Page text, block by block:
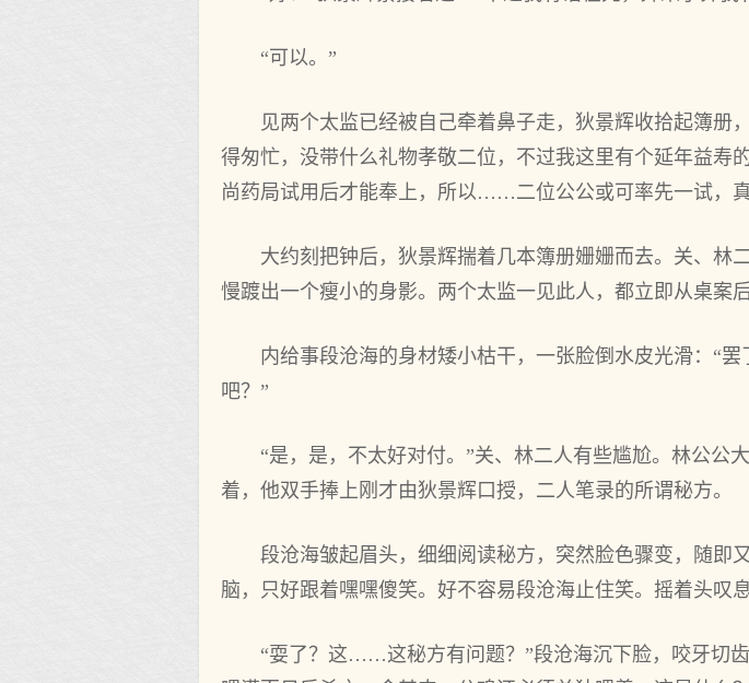
“可以。”
见两个太监已经被自己牵着鼻子走，狄景辉收拾起簿册
得匆忙，没带什么礼物孝敬二位，不过我这里有个延年益寿
尚药局试用后才能奉上，所以……二位公公或可率先一试，
大约刻把钟后，狄景辉揣着几本簿册姗姗而去。关、林
慢踱出一个瘦小的身影。两个太监一见此人，都立即从桌案
内给事段沧海的身材矮小枯干，一张脸倒水皮光滑：“
吧？”
“是，是，不太好对付。”关、林二人有些尴尬。林公公
着，他双手捧上刚才由狄景辉口授，二人笔录的所谓秘方。
段沧海皱起眉头，细细阅读秘方，突然脸色骤变，随即
脑，只好跟着嘿嘿傻笑。好不容易段沧海止住笑。摇着头叹
“耍了？这……这秘方有问题？”段沧海沉下脸，咬牙切